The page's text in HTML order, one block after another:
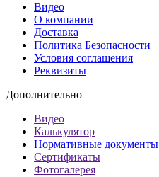
Видео
О компании
Доставка
Политика Безопасности
Условия соглашения
Реквизиты
Дополнительно
Видео
Калькулятор
Нормативные документы
Сертификаты
Фотогалерея